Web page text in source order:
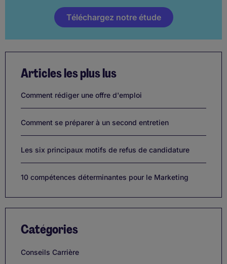
Téléchargez notre étude
Articles les plus lus
Comment rédiger une offre d'emploi
Comment se préparer à un second entretien
Les six principaux motifs de refus de candidature
10 compétences déterminantes pour le Marketing
Catégories
Conseils Carrière